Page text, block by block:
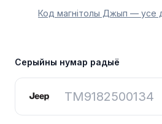
Код магнітолы Джып — усе
Атрымаць код радыё
Серыйны нумар радыё